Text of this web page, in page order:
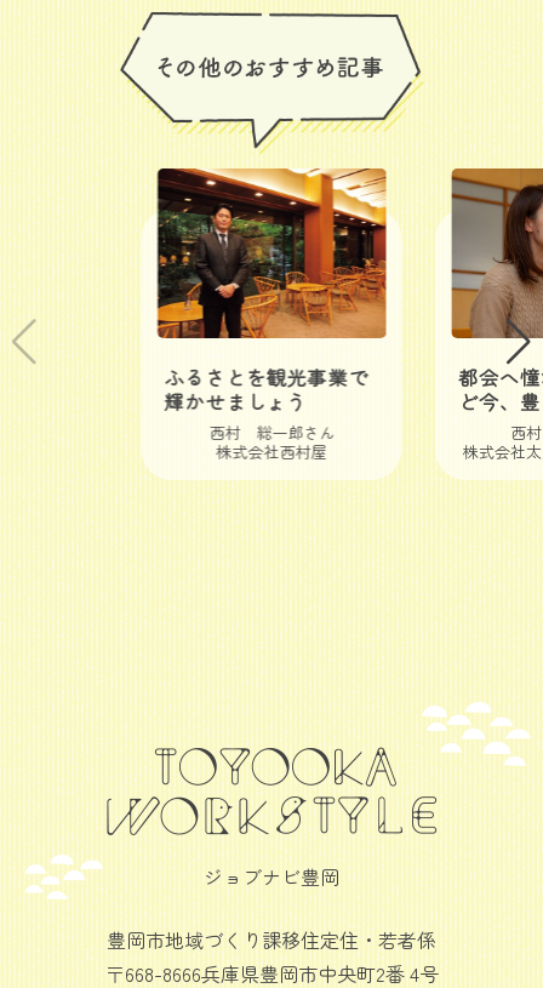
ふるさとを観光事業で
輝かせましょう
西村 総一郎さん
株式会社西村屋
都会へ
ど今、
西
株式会社
ジョブナビ豊岡
豊岡市地域づくり課移住定住・若者係
〒668-8666兵庫県豊岡市中央町2番 4号